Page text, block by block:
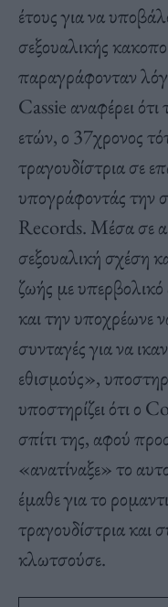
έτους για να
σεξουαλικής
παραγράφονταν
Cassie αναφέρει
ετών, ο 37χρονος
τραγουδίστρια σε
υπογράφοντάς την
Records. Μέσα σε
σεξουαλική σχέση
ζωής με
και την υποχρέωνε
συνταγές για να
εθισμούς»,
υποστηρίζει ότι ο
σπίτι της, αφού
«ανατίναξε» το
έμαθε για το
τραγουδίστρια και
κλωτσούσε.